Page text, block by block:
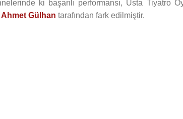
ki başarılı performansı, Usta Tiyatro
Ahmet Gülhan tarafından fark edilmiştir.